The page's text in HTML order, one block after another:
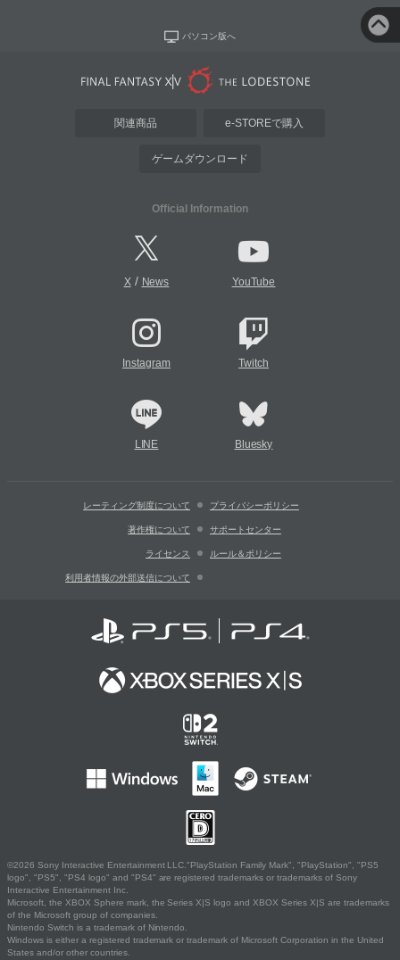
パソコン版へ
関連商品 e-STOREで購入
ゲームダウンロード
Official Information
X/ News YouTube
Instagram Twitch
LINE Bluesky
レーティング制度について プライバシーポリシー
著作権について サポートセンター
ライセンス ルール＆ポリシー
利用者情報の外部送信について
©2026 Sony Interactive Entertainment LLC."PlayStation Family Mark", "PlayStation", "PS5
logo", "PS5", "PS4 logo" and "PS4" are registered trademarks or trademarks of Sony
Interactive Entertainment Inc.
Microsoft, the XBOX Sphere mark, the Series X|S logo and XBOX Series X|S are trademarks
of the Microsoft group of companies.
Nintendo Switch is a trademark of Nintendo.
Windows is either a registered trademark or trademark of Microsoft Corporation in the United
States and/or other countries.